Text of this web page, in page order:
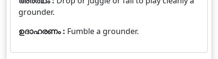
grounder.
ഉദാഹരണം : Fumble a grounder.